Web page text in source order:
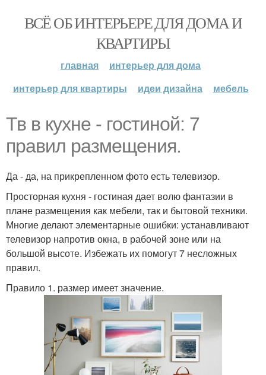
ВСЁ ОБ ИНТЕРЬЕРЕ ДЛЯ ДОМА И
КВАРТИРЫ
главная
интерьер для дома
интерьер для квартиры
идеи дизайна мебель
Тв в кухне - гостиной: 7
правил размещения.
Да - да, на прикрепленном фото есть телевизор.
Просторная кухня - гостиная дает волю фантазии в
плане размещения как мебели, так и бытовой техники.
Многие делают элементарные ошибки: устанавливают
телевизор напротив окна, в рабочей зоне или на
большой высоте. Избежать их помогут 7 несложных
правил.
Правило 1. размер имеет значение.